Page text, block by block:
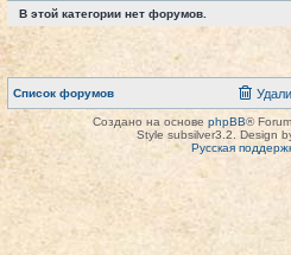
В этой категории нет форумов.
Список форумов
Создано на основе phpBB®
Style subsilver3.2. Design
Русская